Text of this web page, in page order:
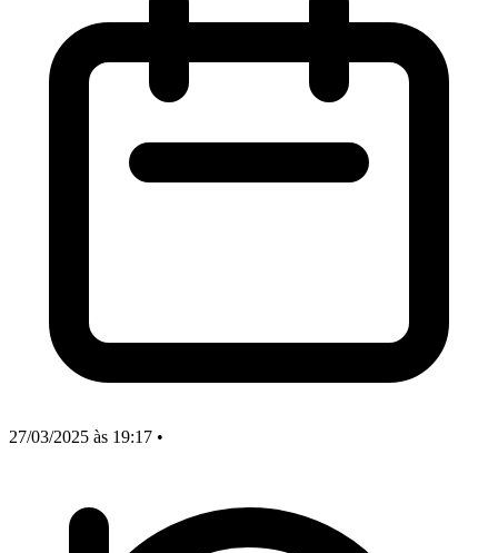
27/03/2025 às 19:17 •